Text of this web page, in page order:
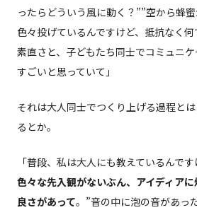
ったらどういう風に動く？””空から蜂
色々投げているんですけど、抵抗なく
素直さと、子どもたち同士でコミュニ
すごいと思っていて」
それは大人同士でつくり上げる過程と
るとか。
「普段、私は大人にも教えているんです
色々な先入観がないぶん、アイディア
良さがあって。”音の中に泡の音があっ